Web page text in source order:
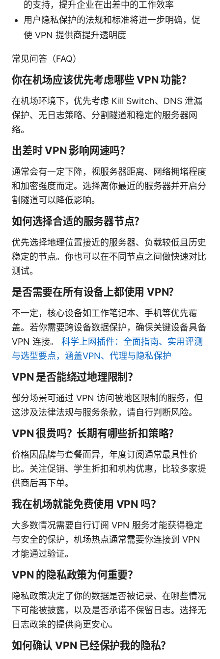
的支持，提升企业在出差中的工作效率
用户隐私保护的法规和标准将进一步明确，促
使 VPN 提供商提升透明度
常见问答（FAQ）
你在机场应该优先考虑哪些 VPN 功能？
在机场环境下，优先考虑 Kill Switch、DNS 泄漏
保护、无日志策略、分割隧道和稳定的服务器网
络。
出差时 VPN 影响网速吗？
通常会有一定下降，视服务器距离、网络拥堵程度
和加密强度而定。选择离你最近的服务器并开启分
割隧道可以降低影响。
如何选择合适的服务器节点？
优先选择地理位置接近的服务器、负载较低且历史
稳定的节点。你也可以在不同节点之间做快速对比
测试。
是否需要在所有设备上都使用 VPN？
不一定，核心设备如工作笔记本、手机等优先覆
盖。若你需要跨设备数据保护，确保关键设备具备
VPN 连接。 科学上网插件：全面指南、实用评测
与选型要点，涵盖VPN、代理与隐私保护
VPN 是否能绕过地理限制？
部分场景可通过 VPN 访问被地区限制的服务，但
这涉及法律法规与服务条款，请自行判断风险。
VPN 很贵吗？长期有哪些折扣策略？
价格因品牌与套餐而异，年度订阅通常最具性价
比。关注促销、学生折扣和机构优惠，比较多家提
供商后再下单。
我在机场就能免费使用 VPN 吗？
大多数情况需要自行订阅 VPN 服务才能获得稳定
与安全的保护，机场热点通常需要你连接到 VPN
才能通过验证。
VPN 的隐私政策为何重要？
隐私政策决定了你的数据是否被记录、在哪些情况
下可能被披露，以及是否承诺不保留日志。选择无
日志政策的提供商更安心。
如何确认 VPN 已经保护我的隐私？